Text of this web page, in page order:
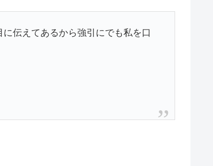
伝えてあるから強引にでも私を口